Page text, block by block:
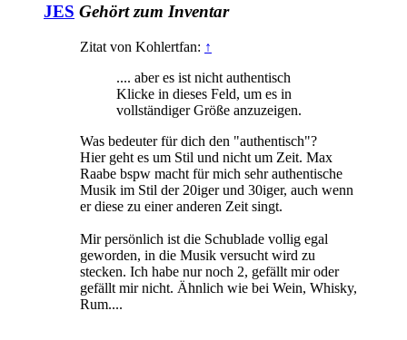
JES Gehört zum Inventar
Zitat von Kohlertfan: ↑
.... aber es ist nicht authentisch
Klicke in dieses Feld, um es in
vollständiger Größe anzuzeigen.
Was bedeuter für dich den "authentisch"?
Hier geht es um Stil und nicht um Zeit. Max
Raabe bspw macht für mich sehr authentische
Musik im Stil der 20iger und 30iger, auch wenn
er diese zu einer anderen Zeit singt.
Mir persönlich ist die Schublade vollig egal
geworden, in die Musik versucht wird zu
stecken. Ich habe nur noch 2, gefällt mir oder
gefällt mir nicht. Ähnlich wie bei Wein, Whisky,
Rum....